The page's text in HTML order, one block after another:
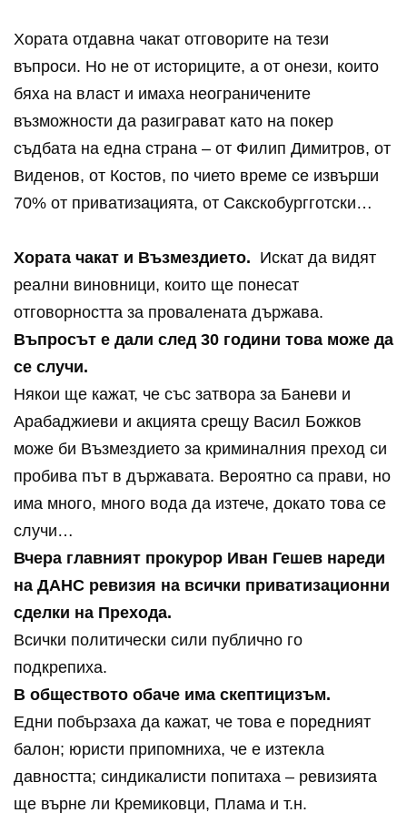
Хората отдавна чакат отговорите на тези
въпроси. Но не от историците, а от онези, които
бяха на власт и имаха неограничените
възможности да разиграват като на покер
съдбата на една страна – от Филип Димитров, от
Виденов, от Костов, по чието време се извърши
70% от приватизацията, от Сакскобургготски…
Хората чакат и Възмездието. Искат да видят
реални виновници, които ще понесат
отговорността за провалената държава.
Въпросът е дали след 30 години това може да
се случи.
Някои ще кажат, че със затвора за Баневи и
Арабаджиеви и акцията срещу Васил Божков
може би Възмездието за криминалния преход си
пробива път в държавата. Вероятно са прави, но
има много, много вода да изтече, докато това се
случи…
Вчера главният прокурор Иван Гешев нареди
на ДАНС ревизия на всички приватизационни
сделки на Прехода.
Всички политически сили публично го
подкрепиха.
В обществото обаче има скептицизъм.
Едни побързаха да кажат, че това е поредният
балон; юристи припомниха, че е изтекла
давността; синдикалисти попитаха – ревизията
ще върне ли Кремиковци, Плама и т.н.